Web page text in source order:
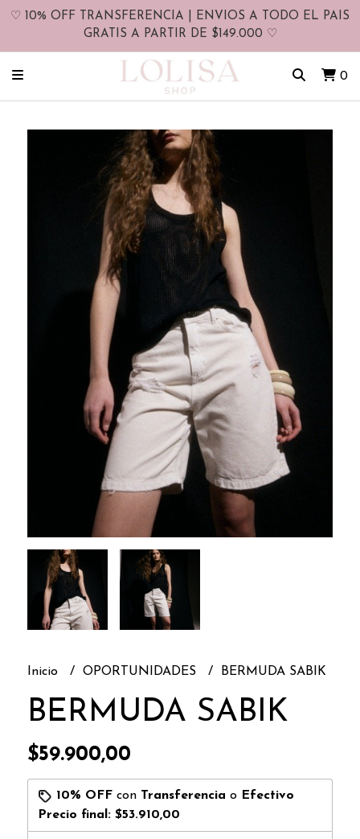
♡ 10% OFF TRANSFERENCIA | ENVIOS A TODO EL PAIS
GRATIS A PARTIR DE $149.000 ♡
0
Inicio OPORTUNIDADES BERMUDA SABIK
BERMUDA SABIK
$59.900,00
10% OFFcon Transferencia o Efectivo
Precio final: $53.910,00